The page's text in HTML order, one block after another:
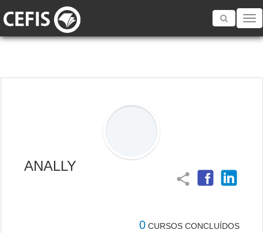
Toggle
ANALLY
share
0 CURSOS CONCLUÍDOS